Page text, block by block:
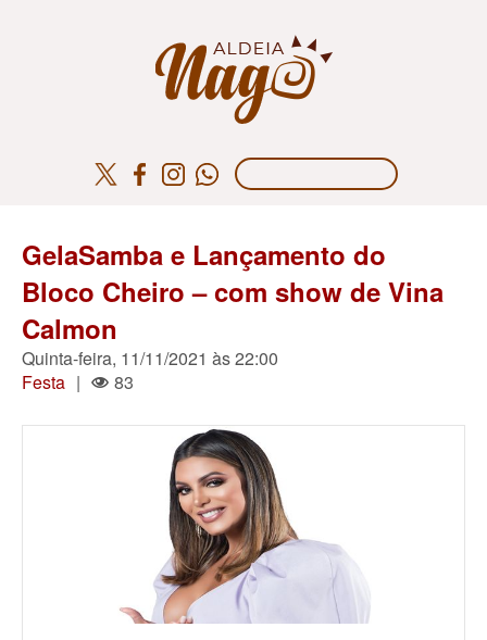
GelaSamba e Lançamento do
Bloco Cheiro – com show de Vina
Calmon
Quinta-feira, 11/11/2021 às 22:00
Festa | 83